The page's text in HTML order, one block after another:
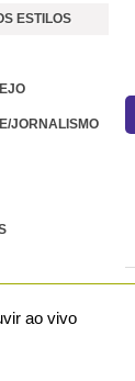
ESTILOS
JORNALISMO
ao vivo